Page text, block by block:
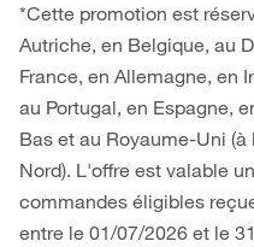
*Cette promotion est
Autriche, en Belgique, au
France, en Allemagne, en
au Portugal, en Espagne,
Bas et au Royaume-Uni (à
Nord). L'offre est valable
commandes éligibles
entre le 01/07/2026 et le